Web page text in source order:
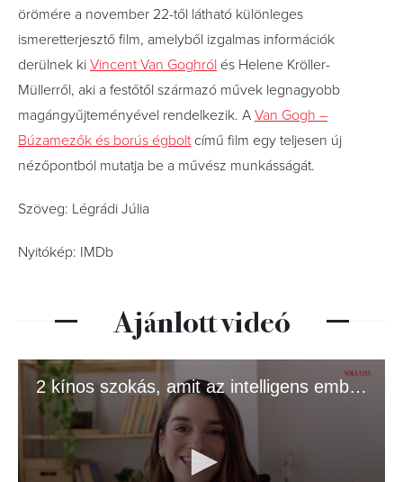
örömére a november 22-től látható különleges
ismeretterjesztő film, amelyből izgalmas információk
derülnek ki Vincent Van Goghról és Helene Kröller-
Müllerről, aki a festőtől származó művek legnagyobb
magángyűjteményével rendelkezik. A Van Gogh –
Búzamezők és borús égboltcímű film egy teljesen új
nézőpontból mutatja be a művész munkásságát.
Szöveg: Légrádi Júlia
Nyitókép: IMDb
Ajánlott videó
2 kínos szokás, amit az intelligens emberek gyakran csinálnak